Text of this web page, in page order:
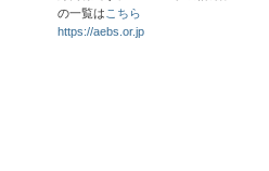
の一覧は こちら
https://aebs.or.jp